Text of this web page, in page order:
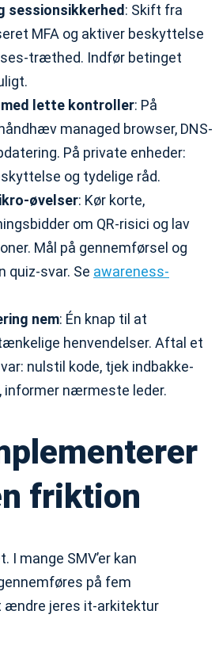
sessionsikkerhed : Skift fra
MFA og aktiver beskyttelse
træthed. Indfør betinget
med lette kontroller: På
managed browser, DNS-
På private enheder:
og tydelige råd.
øvelser: Kør korte,
om QR-risici og lav
Mål på gennemførsel og
quiz-svar. Se awareness-
nem: Én knap til at
henvendelser. Aftal et
nulstil kode, tjek indbakke-
informer nærmeste leder.
friktion
mange SMV’er kan
på fem
ændre jeres it-arkitektur